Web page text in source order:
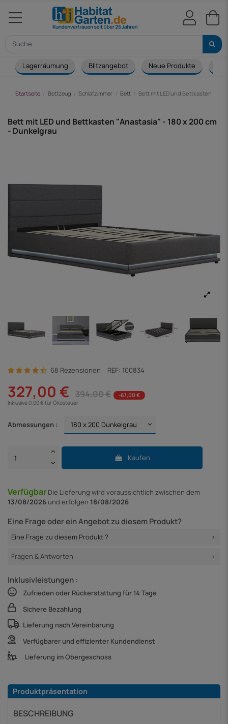
Lagerräumung Blitzangebot Neue Produkte
Startseite Bettzeug Schlafzimmer Bett Bett mit LED und Bettkasten
Bett mit LED und Bettkasten "Anastasia" - 180 x 200 cm
- Dunkelgrau
68 Rezensionen REF: 100834
327,00 € 394,00 €
-67,00 €
Inklusive 0,00 € für Ökosteuer
Abmessungen :
Kaufen
Verfügbar Die Lieferung wird voraussichtlich zwischen dem
13/08/2026 und erfolgen 18/08/2026
Eine Frage oder ein Angebot zu diesem Produkt?
Eine Frage zu diesem Produkt ?
Fragen & Antworten
Inklusivleistungen :
Zufrieden oder Rückerstattung für 14 Tage
Sichere Bezahlung
Lieferung nach Vereinbarung
Verfügbarer und effizienter Kundendienst
Lieferung im Obergeschoss
Produktpräsentation
BESCHREIBUNG